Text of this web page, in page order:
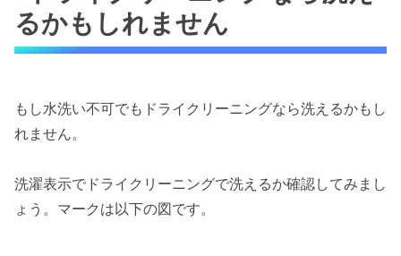
るかもしれません
もし水洗い不可でもドライクリーニングなら洗えるかもし
れません。
洗濯表示でドライクリーニングで洗えるか確認してみまし
ょう。マークは以下の図です。